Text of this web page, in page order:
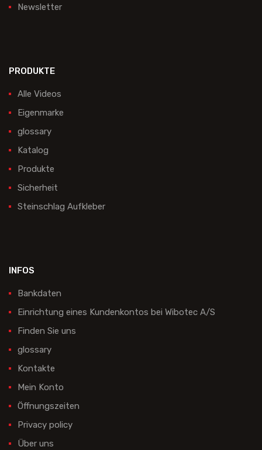
Newsletter
PRODUKTE
Alle Videos
Eigenmarke
glossary
Katalog
Produkte
Sicherheit
Steinschlag Aufkleber
INFOS
Bankdaten
Einrichtung eines Kundenkontos bei Wibotec A/S
Finden Sie uns
glossary
Kontakte
Mein Konto
Öffnungszeiten
Privacy policy
Über uns